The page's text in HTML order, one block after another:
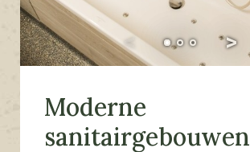
Moderne
sanitairgebouwen